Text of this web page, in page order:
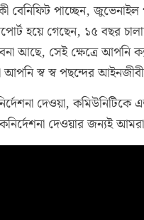
পাচ্ছেন, জুভেনাইল
হয়ে গেছেন, ১৫ বছর
আছে, সেই ক্ষেত্রে আপনি
স্ব স্ব পছন্দের
দেওয়া, কমিউনিটিকে
দেওয়ার জন্যই আমরা